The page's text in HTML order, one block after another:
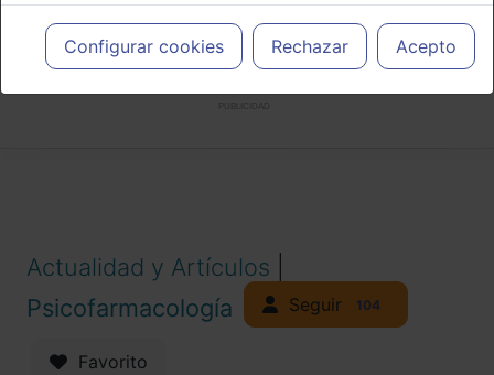
profesionales facultados prescribir medicamentos y decidir, en
cada caso concreto, el tratamiento más adecuado a las
necesidades del paciente.
Configurar cookies Rechazar Acepto
Actualidad y Artículos
Psicofarmacología
Seguir 104
Favorito